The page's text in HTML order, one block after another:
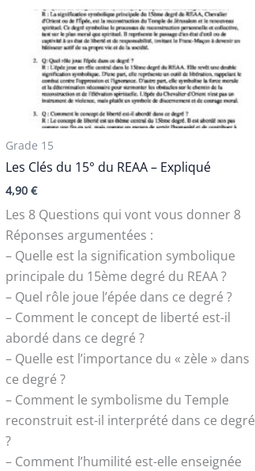
Grade 15
Les Clés du 15° du REAA – Expliqué
4,90€
Les 8 Questions qui vont vous donner 8
Réponses argumentées :
– Quelle est la signification symbolique
principale du 15ème degré du REAA ?
– Quel rôle joue l’épée dans ce degré ?
– Comment le concept de liberté est-il
abordé dans ce degré ?
– Quelle est l’importance du « zèle » dans
ce degré ?
– Comment le symbolisme du Temple
reconstruit est-il interprété dans ce degré
?
– Comment l’humilité est-elle enseignée